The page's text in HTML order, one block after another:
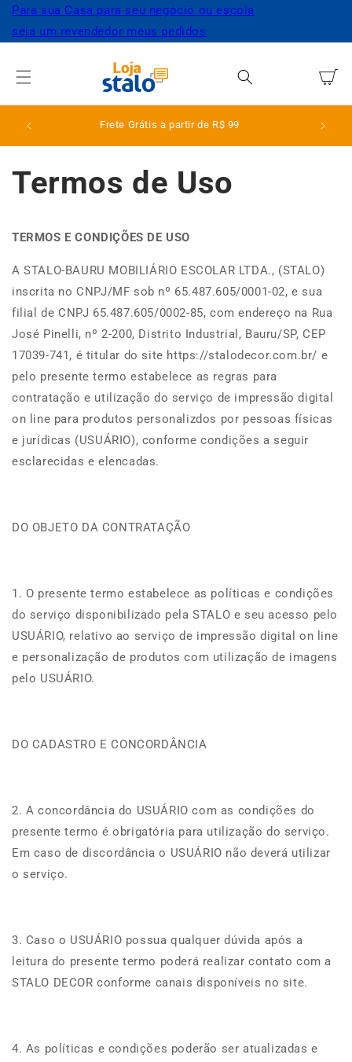
para o
conteúdo
Para sua Casa para seu negócio ou escola
seja um revendedor meus pedidos
Carrinho
Frete Grátis a partir de R$ 99
Termos de Uso
TERMOS E CONDIÇÕES DE USO
A STALO-BAURU MOBILIÁRIO ESCOLAR LTDA., (STALO)
inscrita no CNPJ/MF sob nº 65.487.605/0001-02, e sua
filial de CNPJ 65.487.605/0002-85, com endereço na Rua
José Pinelli, nº 2-200, Distrito Industrial, Bauru/SP, CEP
17039-741, é titular do site https://stalodecor.com.br/ e
pelo presente termo estabelece as regras para
contratação e utilização do serviço de impressão digital
on line para produtos personalizdos por pessoas físicas
e jurídicas (USUÁRIO), conforme condições a seguir
esclarecidas e elencadas.
DO OBJETO DA CONTRATAÇÃO
1. O presente termo estabelece as políticas e condições
do serviço disponibilizado pela STALO e seu acesso pelo
USUÁRIO, relativo ao serviço de impressão digital on line
e personalização de produtos com utilização de imagens
pelo USUÁRIO.
DO CADASTRO E CONCORDÂNCIA
2. A concordância do USUÁRIO com as condições do
presente termo é obrigatória para utilização do serviço.
Em caso de discordância o USUÁRIO não deverá utilizar
o serviço.
3. Caso o USUÁRIO possua qualquer dúvida após a
leitura do presente termo poderá realizar contato com a
STALO DECOR conforme canais disponíveis no site.
4. As políticas e condições poderão ser atualizadas e